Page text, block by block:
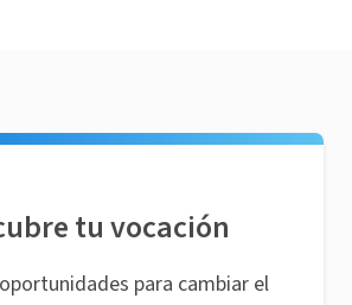
tu vocación
para cambiar el